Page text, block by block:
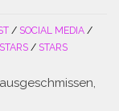
/ SOCIAL MEDIA /
STARS / STARS